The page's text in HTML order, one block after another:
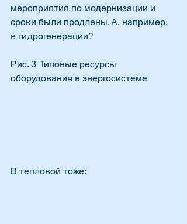
мероприятия по модернизации и
сроки были продлены. А, например,
в гидрогенерации?
Рис. 3  Типовые ресурсы
оборудования в энергосистеме
В тепловой тоже: